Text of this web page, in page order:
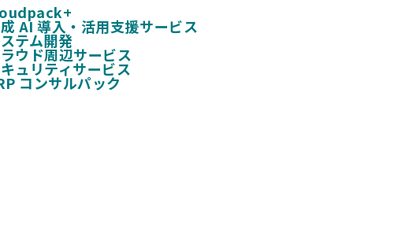
AI 導入・活用支援サービス
テム開発
ウド周辺サービス
ュリティサービス
コンサルパック